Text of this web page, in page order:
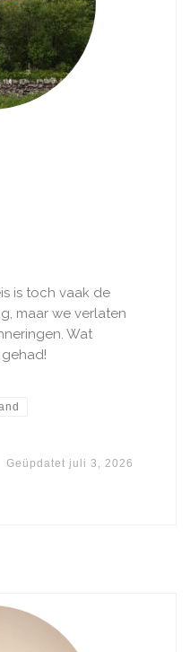
is toch vaak de
maar we verlaten
Wat
Geüpdatet juli 3, 2026